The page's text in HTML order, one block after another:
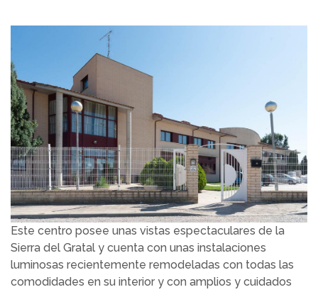
Este centro posee unas vistas espectaculares de la
Sierra del Gratal y cuenta con unas instalaciones
luminosas recientemente remodeladas con todas las
comodidades en su interior y con amplios y cuidados